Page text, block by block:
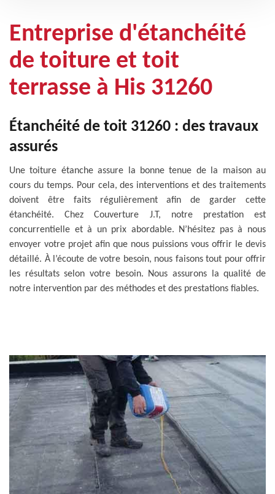
Entreprise d'étanchéité
de toiture et toit
terrasse à His 31260
Étanchéité de toit 31260 : des travaux
assurés
Une toiture étanche assure la bonne tenue de la maison au
cours du temps. Pour cela, des interventions et des traitements
doivent être faits régulièrement afin de garder cette
étanchéité. Chez Couverture J.T, notre prestation est
concurrentielle et à un prix abordable. N’hésitez pas à nous
envoyer votre projet afin que nous puissions vous offrir le devis
détaillé. À l’écoute de votre besoin, nous faisons tout pour offrir
les résultats selon votre besoin. Nous assurons la qualité de
notre intervention par des méthodes et des prestations fiables.